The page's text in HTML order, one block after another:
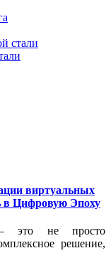
стали
виртуальных
в Цифровую Эпоху
— это не просто
решение,